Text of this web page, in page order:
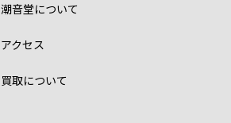
潮音堂について
アクセス
買取について